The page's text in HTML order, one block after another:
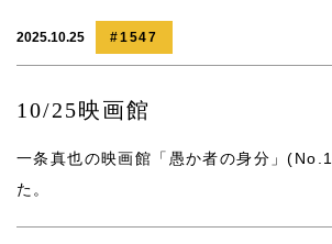
2025.10.25 #1547
10/25映画館
一条真也の映画館「愚か者の身分」
た。